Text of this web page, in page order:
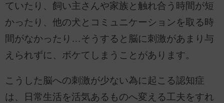
ていたり、飼い主さんや家族と触れ合う時間が短
かったり、他の犬とコミュニケーションを取る時
間がなかったり…そうすると脳に刺激があまり与
えられずに、ボケてしまうことがあります。
こうした脳への刺激が少ない為に起こる認知症
は、日常生活を活気あるものへ変える工夫をすれ